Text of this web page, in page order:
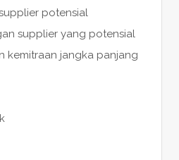
potensial
supplier yang potensial
kemitraan jangka panjang